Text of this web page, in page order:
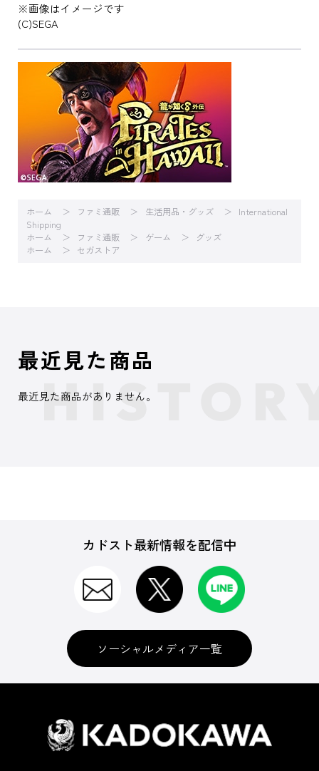
※画像はイメージです
(C)SEGA
ホーム ファミ通販 生活用品・グッズ
International
Shipping
ホーム
ファミ通販 ゲーム
グッズ
ホーム
セガストア
最近見た商品
最近見た商品がありません。
カドスト最新情報を配信中
ソーシャルメディア一覧